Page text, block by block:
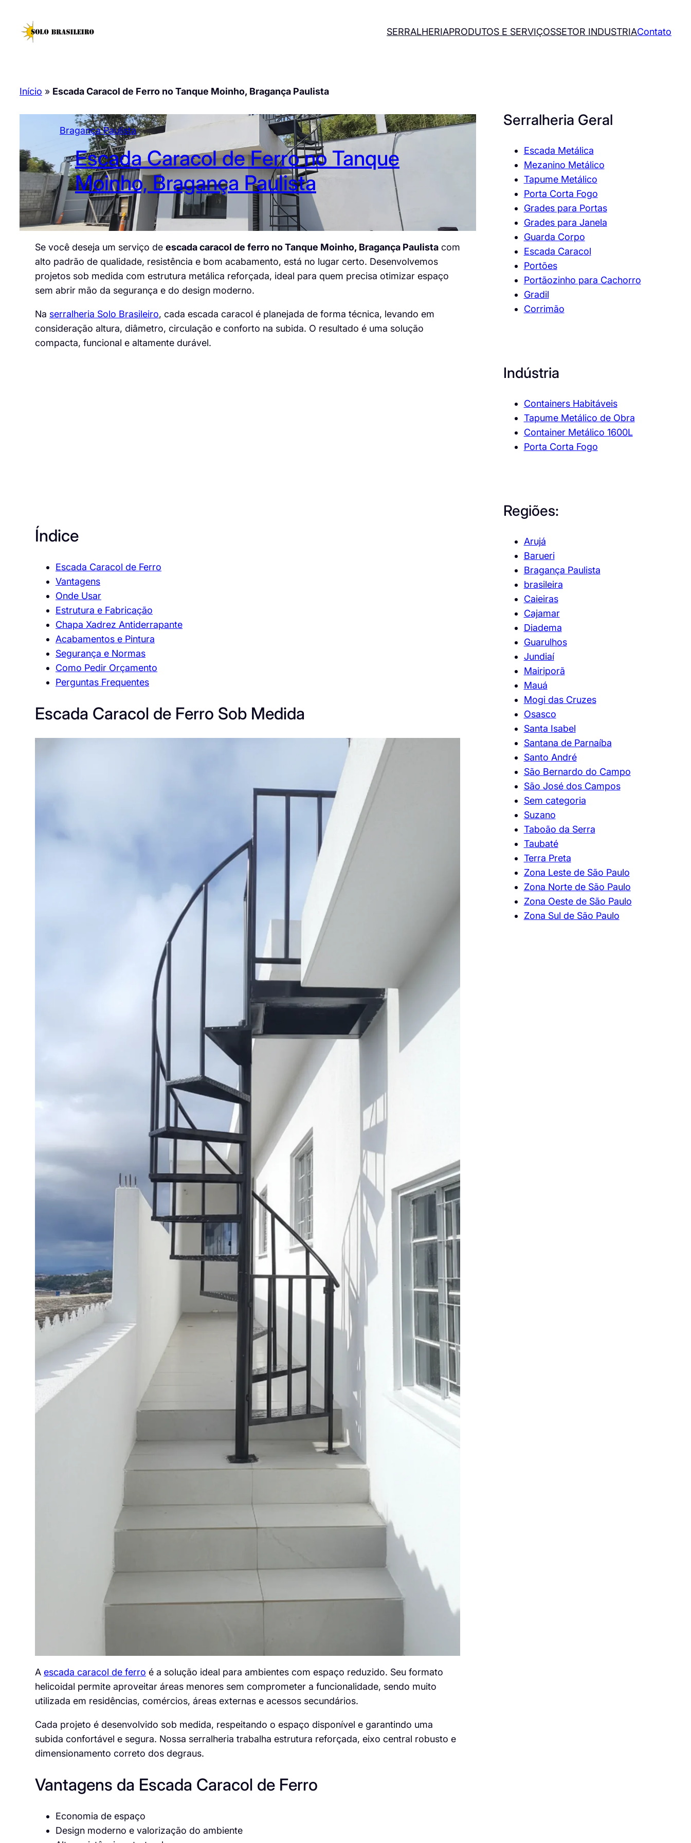
SERRALHERIAPRODUTOS E SERVIÇOSSETOR INDUSTRIAContato
Início » Escada Caracol de Ferro no Tanque Moinho, Bragança Paulista
Bragança Paulista
Escada Caracol de Ferro no Tanque
Moinho, Bragança Paulista
Se você deseja um serviço de escada caracol de ferro no Tanque Moinho, Bragança Paulistacom
alto padrão de qualidade, resistência e bom acabamento, está no lugar certo. Desenvolvemos
projetos sob medida com estrutura metálica reforçada, ideal para quem precisa otimizar espaço
sem abrir mão da segurança e do design moderno.
Na serralheria Solo Brasileiro, cada escada caracol é planejada de forma técnica, levando em
consideração altura, diâmetro, circulação e conforto na subida. O resultado é uma solução
compacta, funcional e altamente durável.
Índice
Escada Caracol de Ferro
Vantagens
Onde Usar
Estrutura e Fabricação
Chapa Xadrez Antiderrapante
Acabamentos e Pintura
Segurança e Normas
Como Pedir Orçamento
Perguntas Frequentes
Escada Caracol de Ferro Sob Medida
A escada caracol de ferro é a solução ideal para ambientes com espaço reduzido. Seu formato
helicoidal permite aproveitar áreas menores sem comprometer a funcionalidade, sendo muito
utilizada em residências, comércios, áreas externas e acessos secundários.
Cada projeto é desenvolvido sob medida, respeitando o espaço disponível e garantindo uma
subida confortável e segura. Nossa serralheria trabalha estrutura reforçada, eixo central robusto e
dimensionamento correto dos degraus.
Vantagens da Escada Caracol de Ferro
Economia de espaço
Design moderno e valorização do ambiente
Serralheria Geral
Escada Metálica
Mezanino Metálico
Tapume Metálico
Porta Corta Fogo
Grades para Portas
Grades para Janela
Guarda Corpo
Escada Caracol
Portões
Portãozinho para Cachorro
Gradil
Corrimão
Indústria
Containers Habitáveis
Tapume Metálico de Obra
Container Metálico 1600L
Porta Corta Fogo
Regiões:
Arujá
Barueri
Bragança Paulista
brasileira
Caieiras
Cajamar
Diadema
Guarulhos
Jundiaí
Mairiporã
Mauá
Mogi das Cruzes
Osasco
Santa Isabel
Santana de Parnaíba
Santo André
São Bernardo do Campo
São José dos Campos
Sem categoria
Suzano
Taboão da Serra
Taubaté
Terra Preta
Zona Leste de São Paulo
Zona Norte de São Paulo
Zona Oeste de São Paulo
Zona Sul de São Paulo